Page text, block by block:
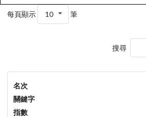
每頁顯示 10 筆
搜尋
名次
關鍵字
指數